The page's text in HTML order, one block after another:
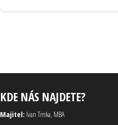
KDE NÁS NAJDETE?
Majitel: Ivan Trnka, MBA